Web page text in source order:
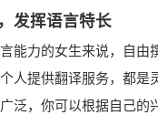
发挥语言特长
能力的女生来说，自
人提供翻译服务，都是
泛，你可以根据自己